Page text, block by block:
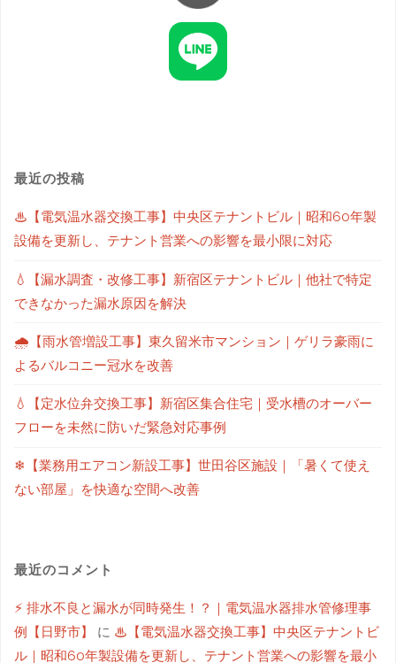
最近の投稿
♨【電気温水器交換工事】中央区テナントビル｜昭和60年製
設備を更新し、テナント営業への影響を最小限に対応
💧【漏水調査・改修工事】新宿区テナントビル｜他社で特定
できなかった漏水原因を解決
🌧【雨水管増設工事】東久留米市マンション｜ゲリラ豪雨に
よるバルコニー冠水を改善
💧【定水位弁交換工事】新宿区集合住宅｜受水槽のオーバー
フローを未然に防いだ緊急対応事例
❄【業務用エアコン新設工事】世田谷区施設｜「暑くて使え
ない部屋」を快適な空間へ改善
最近のコメント
⚡ 排水不良と漏水が同時発生！？｜電気温水器排水管修理事
例【日野市】
に ♨【電気温水器交換工事】中央区テナントビ
ル｜昭和60年製設備を更新し、テナント営業への影響を最小